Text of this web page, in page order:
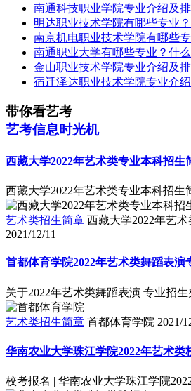
南通科技职业学院专业介绍及
明达职业技术学院有哪些专业
南京机电职业技术学院有哪些
南通职业大学有哪些专业？什
金山职业技术学院专业介绍及
宿迁泽达职业技术学院专业介
带你看艺考
艺考信息时光机
西藏大学2022年艺术类专业本科招生
西藏大学2022年艺术类专业本科招生
艺术类招生简章 西藏大学2022年艺
2021/12/11
首都体育学院2022年艺术类舞蹈表演
关于2022年艺术类舞蹈表演 专业招
艺术类招生简章 首都体育学院 2021/
华南农业大学珠江学院2022年艺术类
校考报名 | 华南农业大学珠江学院